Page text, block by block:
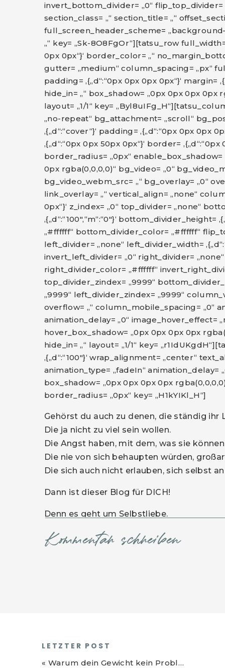
invert_bottom_divider= „0“ flip_top_divider=
section_class= „“ section_title= „“
full_screen_header_scheme=
„“ key= „Sk-8O8FgOr“][tatsu_row
0px 0px“}‘ border_color= „“
gutter= „medium“ column_spacing= „px“
padding= ‚{„d“:“0px 0px 0px 0px“}‘ margin=
hide_in= „“ box_shadow= „0px 0px 0px 0px
layout= „1/1“ key=
„no-repeat“ bg_attachment= „scroll“
‚{„d“:“cover“}‘ padding= ‚{„d“:“0px 0px 0px
‚{„d“:“0px 0px 50px 0px“}‘ border=
border_radius= „0px“
0px rgba(0,0,0,0)“ bg_video= „0“
bg_video_webm_src= „“ bg_overlay= „0“
link_overlay= „“ vertical_align= „none“
0px“}‘ z_index= „0“ top_divider= „none“
‚{„d“:“100″,“m“:“0″}‘ bottom_divider_height=
„#ffffff“ bottom_divider_color= „#ffffff“
left_divider= „none“ left_divider_width=
invert_left_divider= „0“ right_divider= „none“
right_divider_color= „#ffffff“
top_divider_zindex= „9999“
„9999“ left_divider_zindex= „9999“
overflow= „“ column_mobile_spacing= „0“
animation_delay= „0“ image_hover_effect=
hover_box_shadow= „0px 0px 0px 0px
hide_in= „“ layout= „1/1“ key=
‚{„d“:“100″}‘ wrap_alignment= „center“
animation_type= „fadeIn“ animation_delay=
box_shadow= „0px 0px 0px 0px
border_radius= „0px“ key= „H1kYIKl_H“]
Gehörst du auch zu denen, die ständig ihr
Die ja nicht zu viel sein wollen.
Die Angst haben, mit dem, was sie
Die nie von sich behaupten würden,
Die sich auch nicht erlauben, sich selbst
Dann ist dieser Blog für DICH!
Denn es geht um Selbstliebe.
dich selbst in deinem Leben
diese Welt bist.
So sehr, dass du deine Energie, dein
Kommentar schreiben
« Warum dein Gewicht kein Problem ist
LETZTER POST